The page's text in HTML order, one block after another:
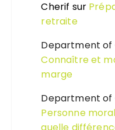
Cherif sur
retraite
Department of
Connaître et
marge
Department of
Personne
quelle